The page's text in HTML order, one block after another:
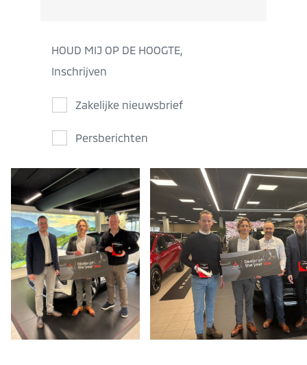
HOUD MIJ OP DE HOOGTE,
Inschrijven
Zakelijke nieuwsbrief
Persberichten